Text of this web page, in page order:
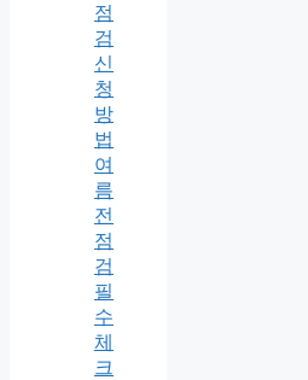
점
검
신
청
방
법
여
름
전
점
검
필
수
체
크